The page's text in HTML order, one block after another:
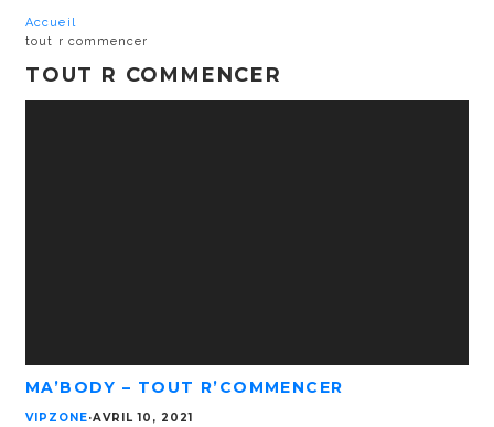
Accueil
tout r commencer
TOUT R COMMENCER
MA’BODY – TOUT R’COMMENCER
VIPZONE·AVRIL 10, 2021